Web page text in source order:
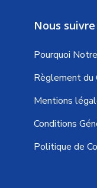
Nous suivre
Pourquoi
Règlement du
Mentions
Conditions
Politique de